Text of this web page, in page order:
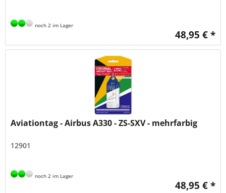
noch 2 im Lager
48,95 € *
Aviationtag - Airbus A330 - ZS-SXV - mehrfarbig
12901
noch 2 im Lager
48,95 € *